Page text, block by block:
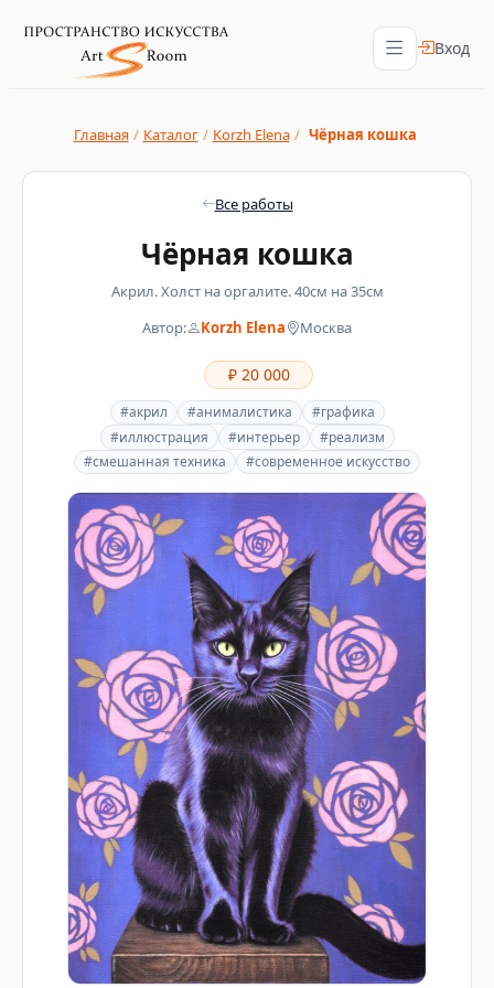
Вход
Главная / Каталог / Korzh Elena / Чёрная кошка
Все работы
Чёрная кошка
Акрил. Холст на оргалите. 40см на 35см
#акрил #анималистика
#графика
#иллюстрация
#интерьер
#реализм
#смешанная техника
#современное искусство
Автор: Korzh Elena Москва
₽ 20 000